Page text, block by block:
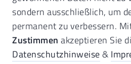
sondern ausschließlich, um
permanent zu verbessern.
Zustimmen akzeptieren Sie
Datenschutzhinweise&
elektronische
Ersatzverfahren
Mitgliedsbescheinigung